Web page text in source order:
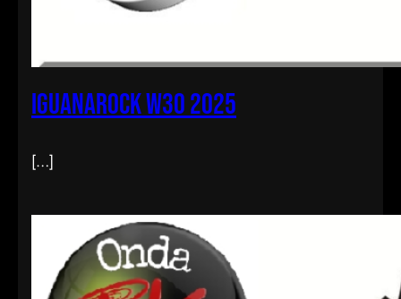
iguanarock w30 2025
[…]